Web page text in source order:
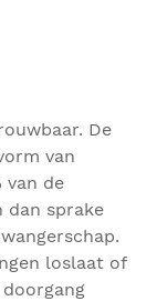
De
van
van de
dan sprake
loslaat of